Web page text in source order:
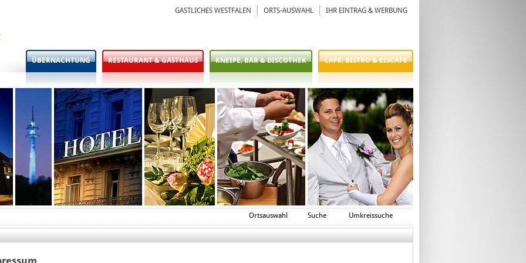
Ortsauswahl Suche Umkreissuche
IHR EINTRAG & WERBUNG
ORTS-AUSWAHL
GASTLICHES WESTFALEN
ÜBERNACHTUNG RESTAURANT & GASTHAUS KNEIPE, BAR & DISCOTHEK CAFE, BISTRO & EISCAFE